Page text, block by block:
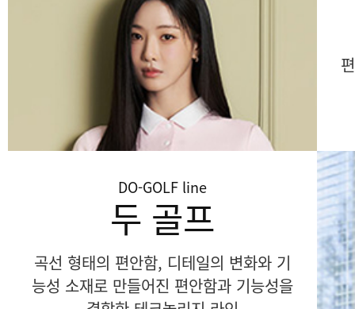
DO-GOLF line
두 골프
곡선 형태의 편안함, 디테일의 변화와 기
능성 소재로 만들어진 편안함과 기능성을